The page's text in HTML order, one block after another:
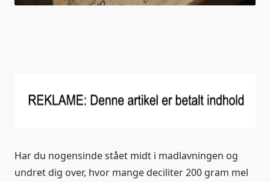
Har du nogensinde stået midt i madlavningen og
undret dig over, hvor mange deciliter 200 gram mel